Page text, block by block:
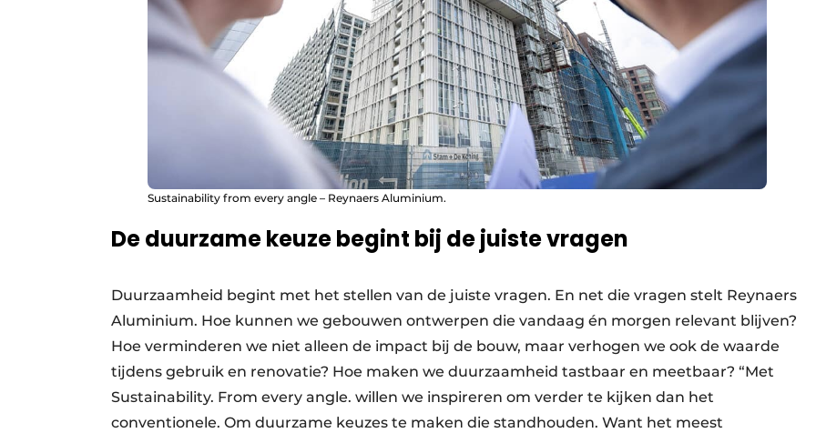
Sustainability from every angle – Reynaers Aluminium.
De duurzame keuze begint bij de juiste vragen
Duurzaamheid begint met het stellen van de juiste vragen. En net die vragen stelt Reynaers
Aluminium. Hoe kunnen we gebouwen ontwerpen die vandaag én morgen relevant blijven?
Hoe verminderen we niet alleen de impact bij de bouw, maar verhogen we ook de waarde
tijdens gebruik en renovatie? Hoe maken we duurzaamheid tastbaar en meetbaar? “Met
Sustainability. From every angle. willen we inspireren om verder te kijken dan het
conventionele. Om duurzame keuzes te maken die standhouden. Want het meest